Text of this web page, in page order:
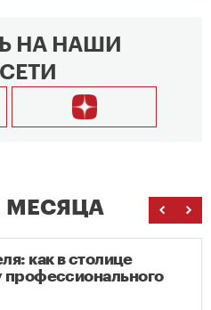
НА НАШИ
МЕСЯЦА
как в столице
профессионального